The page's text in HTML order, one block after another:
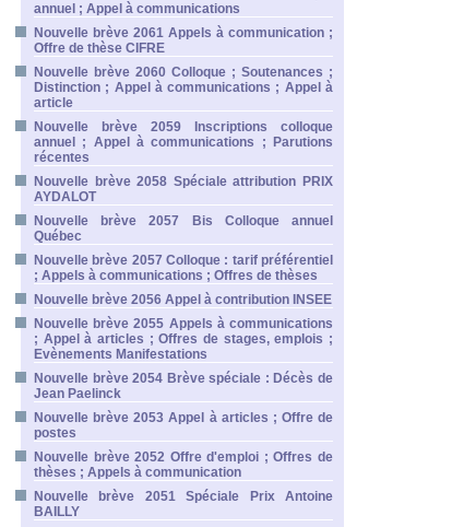
annuel ; Appel à communications
Nouvelle brève 2061 Appels à communication ;
Offre de thèse CIFRE
Nouvelle brève 2060 Colloque ; Soutenances ;
Distinction ; Appel à communications ; Appel à
article
Nouvelle brève 2059 Inscriptions colloque
annuel ; Appel à communications ; Parutions
récentes
Nouvelle brève 2058 Spéciale attribution PRIX
AYDALOT
Nouvelle brève 2057 Bis Colloque annuel
Québec
Nouvelle brève 2057 Colloque : tarif préférentiel
; Appels à communications ; Offres de thèses
Nouvelle brève 2056 Appel à contribution INSEE
Nouvelle brève 2055 Appels à communications
; Appel à articles ; Offres de stages, emplois ;
Evènements Manifestations
Nouvelle brève 2054 Brève spéciale : Décès de
Jean Paelinck
Nouvelle brève 2053 Appel à articles ; Offre de
postes
Nouvelle brève 2052 Offre d'emploi ; Offres de
thèses ; Appels à communication
Nouvelle brève 2051 Spéciale Prix Antoine
BAILLY